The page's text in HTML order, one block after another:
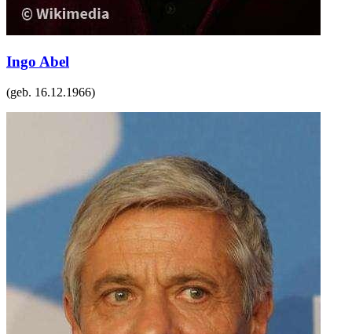
Ingo Abel
(geb. 16.12.1966)